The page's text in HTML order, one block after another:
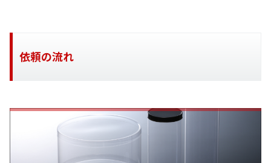
依頼の流れ